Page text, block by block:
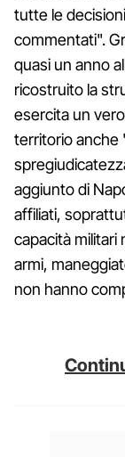
tutte le
commentati".
quasi un anno
ricostruito la
esercita un
territorio anche
aggiunto di
affiliati,
capacità militari
armi,
non hanno